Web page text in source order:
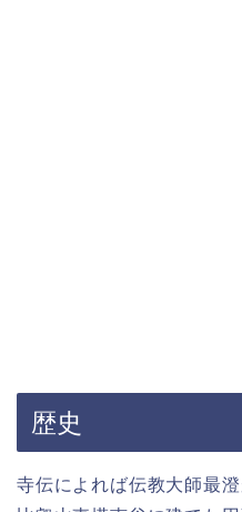
歴史
寺伝によれば伝教大師最